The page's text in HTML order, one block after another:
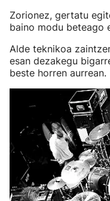
Zorionez, gertatu
baino modu beteago
Alde teknikoa
esan dezakegu
beste horren aurrean.